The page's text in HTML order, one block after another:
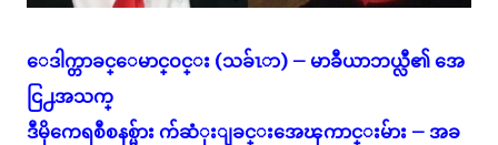
ေဒါက္တာခင္ေမာင္ဝင္း (သခ်ၤာ) – မာခီယာဘယ္လီ၏ အေ
ငြ႕အသက္
ဒီမိုကေရစီစနစ္မ်ား က်ဆံုးျခင္းအေၾကာင္းမ်ား – အခ